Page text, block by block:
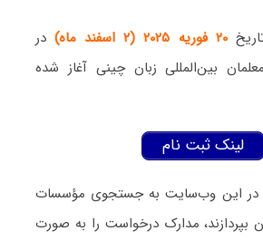
۲۰ فوریه ۲۰۲۵ (۲ اسفند ماه)
در
بین‌المللی زبان چینی آغاز شده
لینک ثبت نام
در این وب‌سایت به جستجوی مؤسسات
بپردازند، مدارک درخواست را به صورت